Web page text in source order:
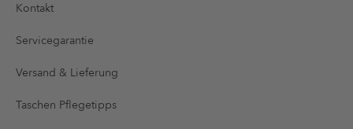
Kontakt
Servicegarantie
Versand & Lieferung
Taschen Pflegetipps